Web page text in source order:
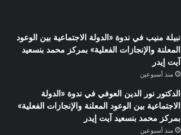
نبيلة منيب في ندوة «الدولة الاجتماعية بين الوعود
المعلنة والإنجازات الفعلية» بمركز محمد بنسعيد
آيت إيدر
منذ أسبوعين
الدكتور نور الدين العوفي في ندوة «الدولة
الاجتماعية بين الوعود المعلنة والإنجازات الفعلية»
بمركز محمد بنسعيد آيت إيدر
منذ أسبوعين